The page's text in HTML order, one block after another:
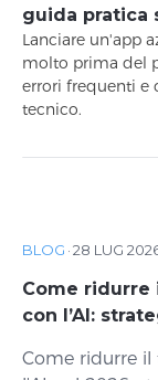
guida pratica
Lanciare un'app
molto prima del
errori frequenti e
tecnico.
BLOG ·28 LUG
Come
con l’AI:
Come ridurre